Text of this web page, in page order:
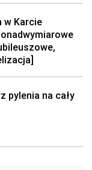
w Karcie
pylenia na cały